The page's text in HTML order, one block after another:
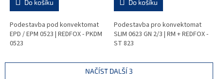
Do košíku
Podestavba pod konvektomat
EPD / EPM 0523 | REDFOX - PKDM
0523
Do košíku
Podestavba pro konvektomat
SLIM 0623 GN 2/3 | RM + REDFOX -
ST 823
NAČÍST DALŠÍ 3